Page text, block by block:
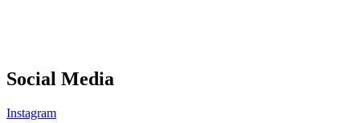
Social Media
Instagram